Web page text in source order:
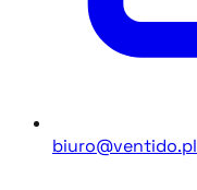
biuro@ventido.pl